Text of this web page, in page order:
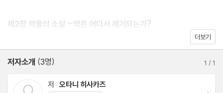
동태학의 기초를 쉽게 공부할 수 있도록 설명하도록 애썼다. 또한 약
물동태학 입문서답게 개념적인 이해를 도와줄 수 있는 예시를 섞어
서 쉽게 설명하도록 노력했으며, 해석과 예측을 다루는 약물동태학
의 특성상 중요한 매개변수(파라미터) 및 기호와 단위를, 뒷면에는
주요 공식과 해설을 별도로 정리해서 제공한다.
제2장 약물의 소실 ~약은 어디서 제거되는가?
2-2 장기 클리어런스와 장기추출률
2-3 장기 클리어런스와 장기 고유 클리어런스
더보기
저자소개 (3명) 1 /1
저 : 오타니 히사카즈